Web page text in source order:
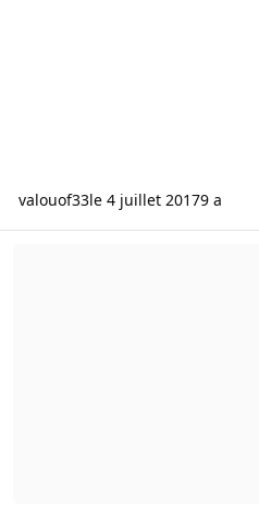
valouof33le 4 juillet 20179 a